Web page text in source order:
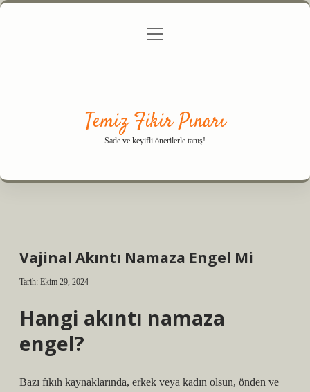
Gizlilik Politikası
menüyü
Temiz Fikir Pınarı
Sade ve keyifli önerilerle tanış!
Vajinal Akıntı Namaza Engel Mi
Tarih: Ekim 29, 2024
Hangi akıntı namaza
engel?
Bazı fıkıh kaynaklarında, erkek veya kadın olsun, önden ve